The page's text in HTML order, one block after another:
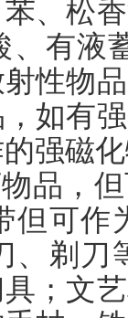
、松
、有液
性物
如有
强磁
品，
但可
、剃
；文